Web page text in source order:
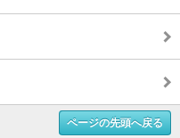
ページの先頭へ戻る